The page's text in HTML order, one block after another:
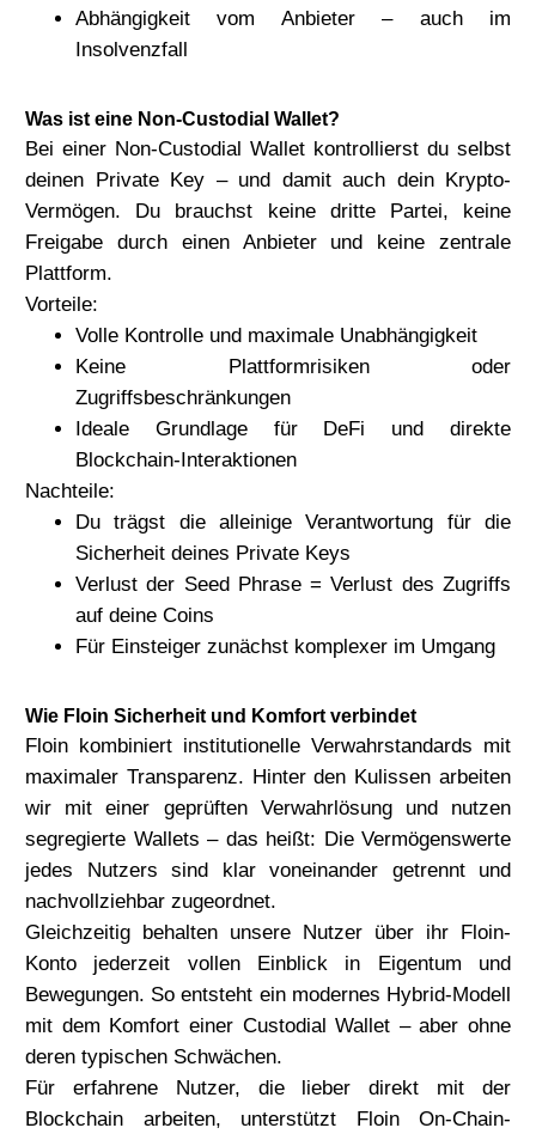
Abhängigkeit vom Anbieter – auch im
Insolvenzfall
Was ist eine Non-Custodial Wallet?
Bei einer Non-Custodial Wallet kontrollierst du selbst
deinen Private Key – und damit auch dein Krypto-
Vermögen. Du brauchst keine dritte Partei, keine
Freigabe durch einen Anbieter und keine zentrale
Plattform.
Vorteile:
Volle Kontrolle und maximale Unabhängigkeit
Keine Plattformrisiken oder
Zugriffsbeschränkungen
Ideale Grundlage für DeFi und direkte
Blockchain-Interaktionen
Nachteile:
Du trägst die alleinige Verantwortung für die
Sicherheit deines Private Keys
Verlust der Seed Phrase = Verlust des Zugriffs
auf deine Coins
Für Einsteiger zunächst komplexer im Umgang
Wie Floin Sicherheit und Komfort verbindet
Floin kombiniert institutionelle Verwahrstandards mit
maximaler Transparenz. Hinter den Kulissen arbeiten
wir mit einer geprüften Verwahrlösung und nutzen
segregierte Wallets – das heißt: Die Vermögenswerte
jedes Nutzers sind klar voneinander getrennt und
nachvollziehbar zugeordnet.
Gleichzeitig behalten unsere Nutzer über ihr Floin-
Konto jederzeit vollen Einblick in Eigentum und
Bewegungen. So entsteht ein modernes Hybrid-Modell
mit dem Komfort einer Custodial Wallet – aber ohne
deren typischen Schwächen.
Für erfahrene Nutzer, die lieber direkt mit der
Blockchain arbeiten, unterstützt Floin On-Chain-